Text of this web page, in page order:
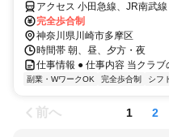
アクセス 小田急線、JR南武
完全歩合制
神奈川県川崎市多摩区
時間帯 朝、昼、夕方・夜
仕事情報 ● 仕事内容 当クラブ
副業・WワークOK 完全歩合制 シフ
前へ 1 2